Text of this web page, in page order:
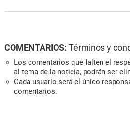
COMENTARIOS: Términos y
Los comentarios que falten el
al tema de la noticia, podrán ser
Cada usuario será el único
comentarios.